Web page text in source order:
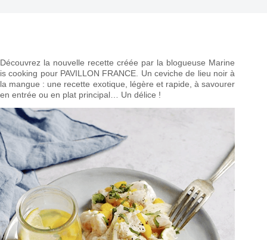
Découvrez la nouvelle recette créée par la blogueuse Marine
is cooking pour PAVILLON FRANCE. Un ceviche de lieu noir à
la mangue : une recette exotique, légère et rapide, à savourer
en entrée ou en plat principal… Un délice !